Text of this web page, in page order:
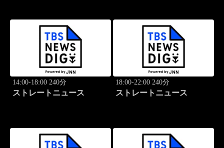
14:00-18:00 240分
ストレートニュース
18:00-22:00 240分
ストレートニュース